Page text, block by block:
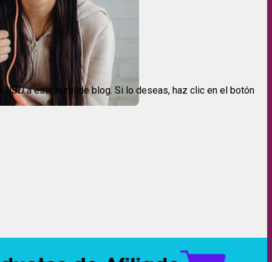
USD a este humilde blog. Si lo deseas, haz clic en el botón